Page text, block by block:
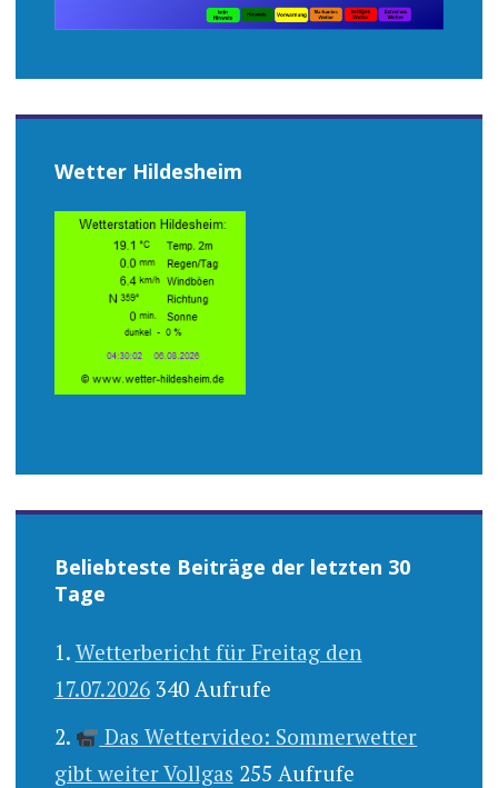
Wetter Hildesheim
Beliebteste Beiträge der letzten 30
Tage
Wetterbericht für Freitag den
17.07.2026 340 Aufrufe
Das Wettervideo: Sommerwetter
gibt weiter Vollgas 255 Aufrufe